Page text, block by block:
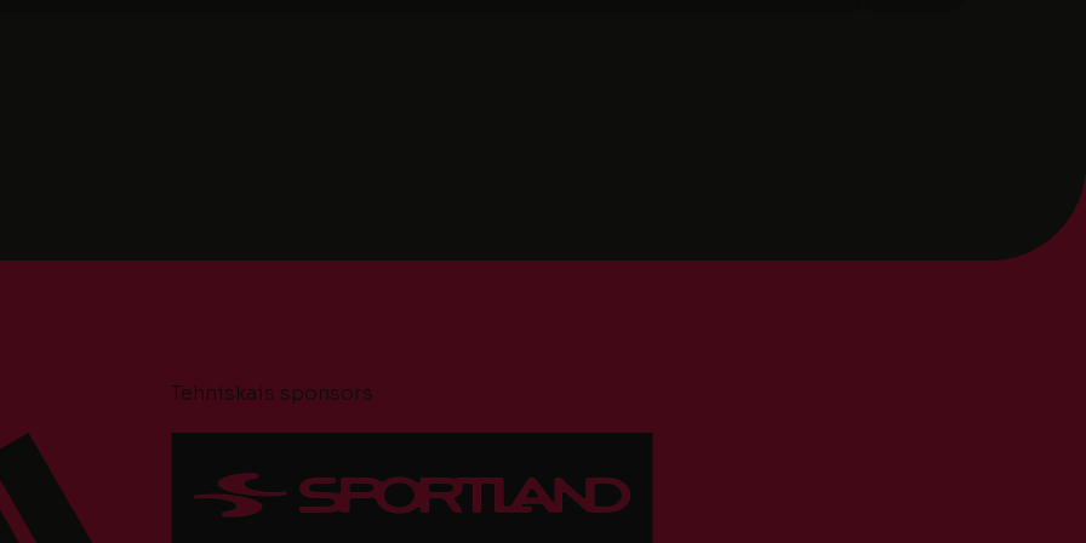
Tehniskais sponsors